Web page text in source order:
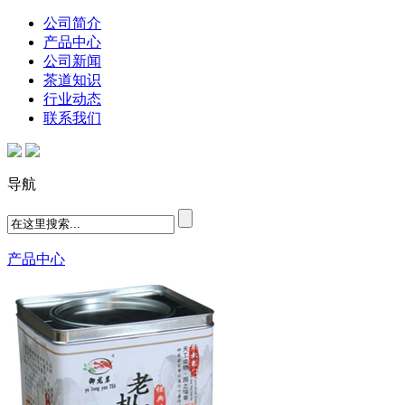
公司简介
产品中心
公司新闻
茶道知识
行业动态
联系我们
导航
产品中心